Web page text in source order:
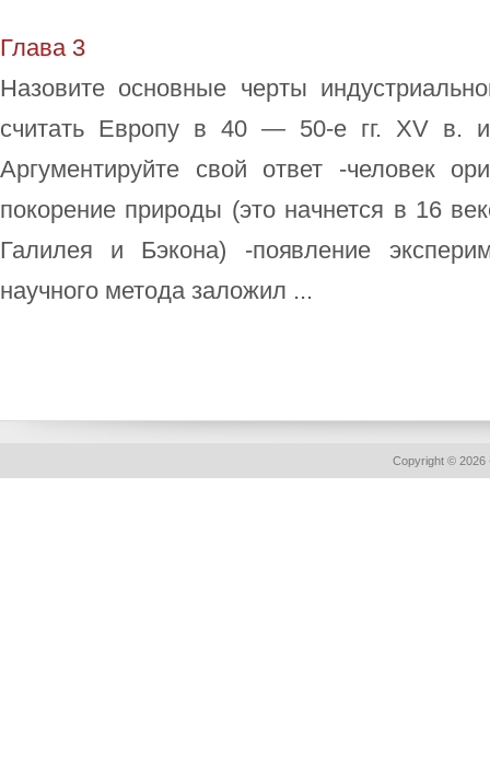
Глава 3
Назовите основные черты
считать Европу в 40 — 50-е гг. XV в.
Аргументируйте свой ответ -человек
покорение природы (это начнется в 16
Галилея и Бэкона) -появление
научного метода заложил ...
Copyright © 2026